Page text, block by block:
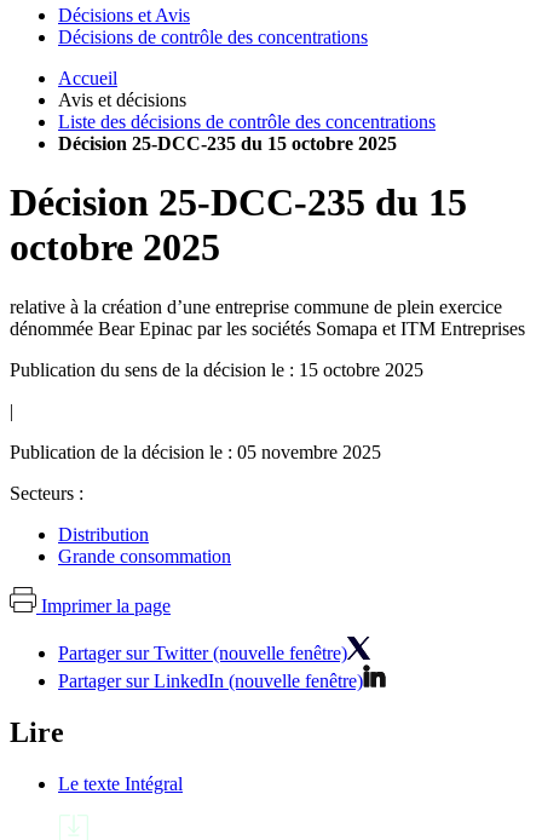
Décisions et Avis
Décisions de contrôle des concentrations
Accueil
Avis et décisions
Liste des décisions de contrôle des concentrations
Décision 25-DCC-235 du 15 octobre 2025
Décision 25-DCC-235 du 15
octobre 2025
relative à la création d’une entreprise commune de plein exercice
dénommée Bear Epinac par les sociétés Somapa et ITM Entreprises
Publication du sens de la décision le : 15 octobre 2025
|
Publication de la décision le : 05 novembre 2025
Secteurs :
Distribution
Grande consommation
Imprimer la page
Partager sur Twitter (nouvelle fenêtre)
Partager sur LinkedIn (nouvelle fenêtre)
Lire
Le texte Intégral